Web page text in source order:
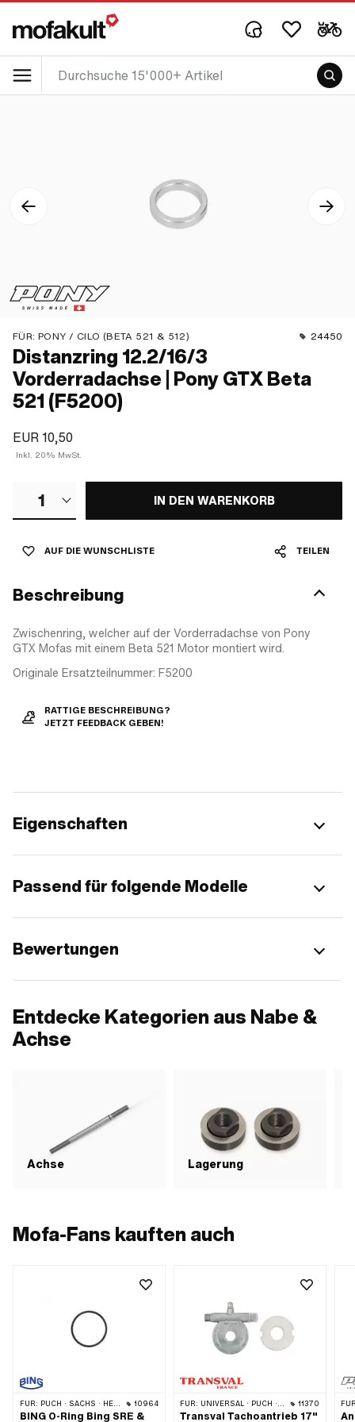
FÜR: PONY / CILO (BETA 521 & 512) 24450
Distanzring 12.2/16/3
Vorderradachse | Pony GTX Beta
521 (F5200)
EUR 10,50
Inkl. 20% MwSt.
1 IN DEN WARENKORB
AUF DIE WUNSCHLISTE TEILEN
Beschreibung
Zwischenring, welcher auf der Vorderradachse von Pony
GTX Mofas mit einem Beta 521 Motor montiert wird.
Originale Ersatzteilnummer: F5200
RATTIGE BESCHREIBUNG?
JETZT FEEDBACK GEBEN!
Eigenschaften
Passend für folgende Modelle
Bewertungen
Entdecke Kategorien aus Nabe &
Achse
Achse Lagerung
Mofa-Fans kauften auch
FÜR: PUCH · SACHS · HERCULES · KTM · BATAVUS 10964
BING O-Ring Bing SRE &
FÜR: UNIVERSAL · PUCH · SACHS · PONY / CILO (BETA 521 & 512) · ZÜNDAPP BELMONDO 11370
Transval Tachoantrieb 17"